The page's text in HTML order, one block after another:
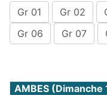
Gr 01 Gr 02
Gr 06
Gr 07
AMBES